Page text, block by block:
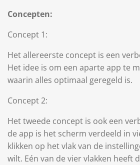
Concepten:
Concept 1:
Het allereerste concept is een
Het idee is om een aparte app te
waarin alles optimaal geregeld is.
Concept 2:
Het tweede concept is ook een
de app is het scherm verdeeld in
klikken op het vlak van de
wilt. Eén van de vier vlakken heeft